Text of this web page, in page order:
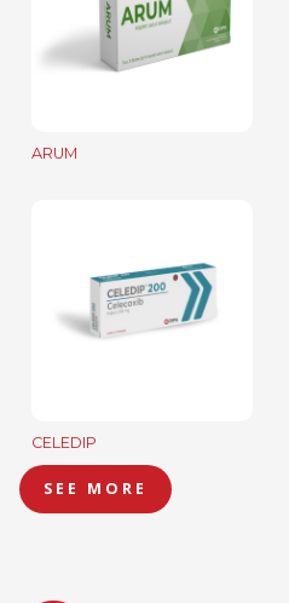
ARUM
CELEDIP
SEE MORE